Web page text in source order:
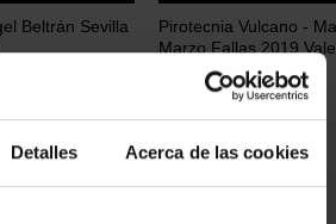
Detalles Acerca de las cookies
Beltrán Sevilla
Pirotecnia Vulcano -
Marzo Fallas 2019
Fotográfica